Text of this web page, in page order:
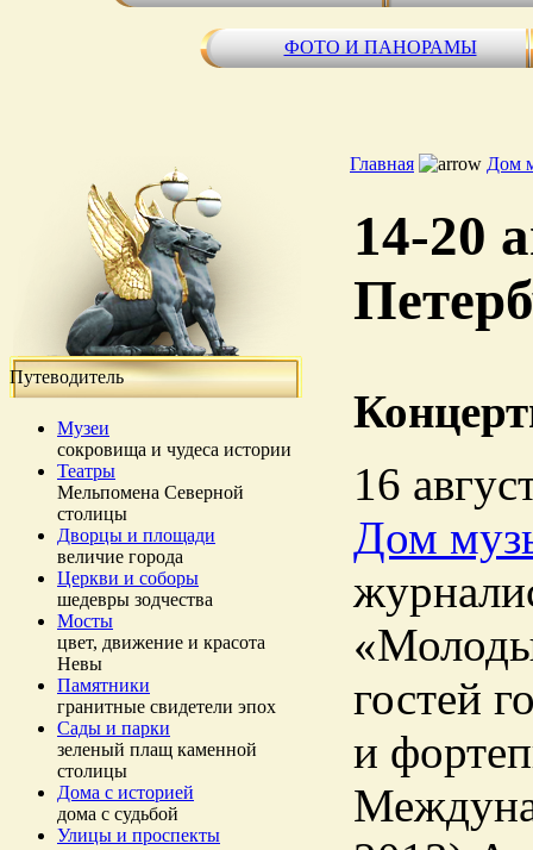
ФОТО И ПАНОРАМЫ
Путеводитель
Музеи
сокровища и чудеса истории
Театры
Мельпомена Северной
столицы
Дворцы и площади
величие города
Церкви и соборы
шедевры зодчества
Мосты
цвет, движение и красота
Невы
Памятники
гранитные свидетели эпох
Сады и парки
зеленый плащ каменной
столицы
Дома с историей
дома с судьбой
Улицы и проспекты
Главная Дом
14-20
16
Дом
гостей
и